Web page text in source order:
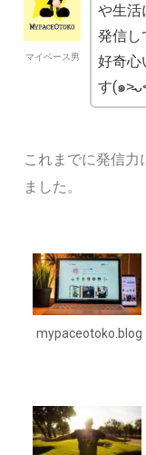
マイペース男
や生活
発信し
好奇心
す(๑
これまでに発信力
ました。
mypaceotoko.blog